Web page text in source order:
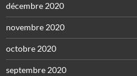
décembre 2020
novembre 2020
octobre 2020
septembre 2020